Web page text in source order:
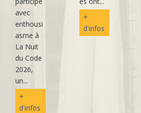
avec
enthousi
asme à
La Nuit
du Code
2026,
un...
+
d'infos
+
d'infos